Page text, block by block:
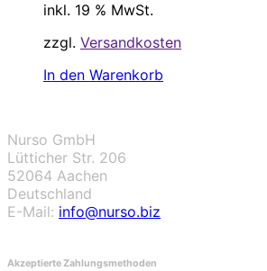
inkl. 19 % MwSt.
zzgl. Versandkosten
In den Warenkorb
Nurso GmbH
Lütticher Str. 206
52064 Aachen
Deutschland
E-Mail: info@nurso.biz
Akzeptierte Zahlungsmethoden